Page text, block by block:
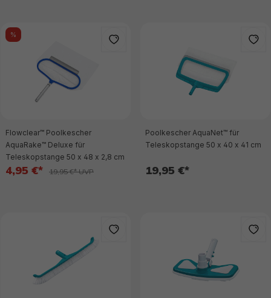
%
Flowclear™ Poolkescher
AquaRake™ Deluxe für
Teleskopstange 50 x 48 x 2,8 cm
4,95 €* 19,95 €* UVP
Poolkescher AquaNet™ für
Teleskopstange 50 x 40 x 41 cm
19,95 €*